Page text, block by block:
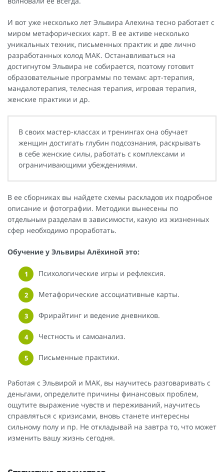
И вот уже несколько лет Эльвира Алехина тесно работает с
миром метафорических карт. В ее активе несколько
уникальных техник, письменных практик и две лично
разработанных колод МАК. Останавливаться на
достигнутом Эльвира не собирается, поэтому готовит
образовательные программы по темам: арт-терапия,
мандалотерапия, телесная терапия, игровая терапия,
женские практики и др.
В своих мастер-классах и тренингах она обучает
женщин достигать глубин подсознания, раскрывать
в себе женские силы, работать с комплексами и
ограничивающими убеждениями.
В ее сборниках вы найдете схемы раскладов их подробное
описание и фотографии. Методики вынесены по
отдельным разделам в зависимости, какую из жизненных
сфер необходимо проработать.
Обучение у Эльвиры Алёхиной это:
Психологические игры и рефлексия.
Метафорические ассоциативные карты.
Фрирайтинг и ведение дневников.
Честность и самоанализ.
Письменные практики.
Работая с Эльвирой и МАК, вы научитесь разговаривать с
деньгами, определите причины финансовых проблем,
ощутите выражение чувств и переживаний, научитесь
справляться с кризисами, вновь станете интересны
сильному полу и пр. Не откладывай на завтра то, что может
изменить вашу жизнь сегодня.